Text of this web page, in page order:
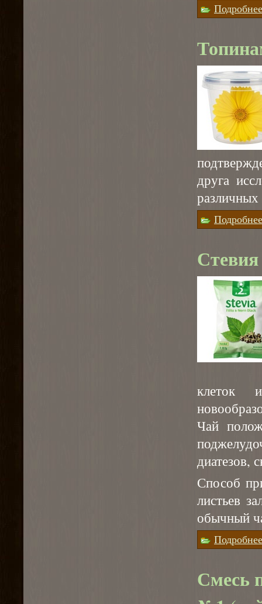
Подробнее
друга
различных
Подробнее
клеток
Чай
диатезов,
Способ
листьев
обычный
Подробнее
Смесь